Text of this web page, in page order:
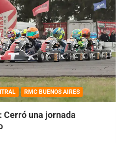
RMC BUENOS AIRES
Cerró una jornada